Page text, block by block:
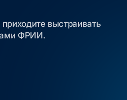
выстраивать
ФРИИ.